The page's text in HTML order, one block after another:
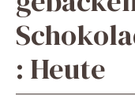
: Heute